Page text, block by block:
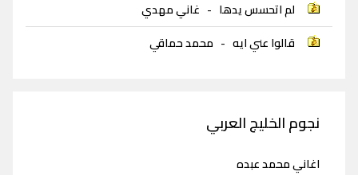
لم اتحسس يدها - غاني مهدي
قالوا عني ايه - محمد حماقي
نجوم الخليج العربي
اغاني محمد عبده